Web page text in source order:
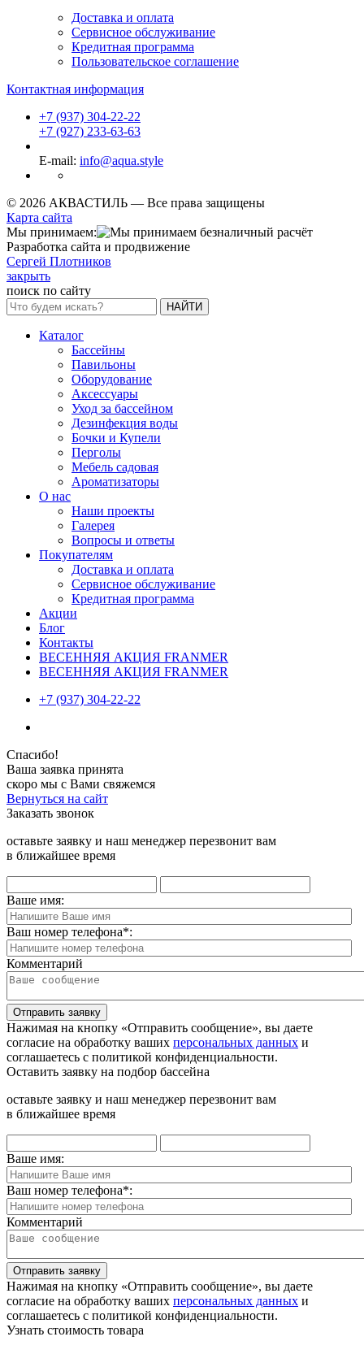
Доставка и оплата
Сервисное обслуживание
Кредитная программа
Пользовательское соглашение
Контактная информация
+7 (937) 304-22-22
+7 (927) 233-63-63
E-mail: info@aqua.style
© 2026 АКВАСТИЛЬ — Все права защищены
Карта сайта
Мы принимаем:
Разработка сайта и продвижение
Сергей Плотников
закрыть
поиск по сайту
НАЙТИ
Каталог
Бассейны
Павильоны
Оборудование
Аксессуары
Уход за бассейном
Дезинфекция воды
Бочки и Купели
Перголы
Мебель садовая
Ароматизаторы
О нас
Наши проекты
Галерея
Вопросы и ответы
Покупателям
Доставка и оплата
Сервисное обслуживание
Кредитная программа
Акции
Блог
Контакты
ВЕСЕННЯЯ АКЦИЯ FRANMER
ВЕСЕННЯЯ АКЦИЯ FRANMER
+7 (937) 304-22-22
Спасибо!
Ваша заявка принята
скоро мы с Вами свяжемся
Вернуться на сайт
Заказать звонок
оставьте заявку и наш менеджер перезвонит вам
в ближайшее время
Ваше имя:
Ваш номер телефона*:
Комментарий
Отправить заявку
Нажимая на кнопку «Отправить сообщение», вы даете
согласие на обработку ваших персональных данных и
соглашаетесь с политикой конфиденциальности.
Оставить заявку на подбор бассейна
оставьте заявку и наш менеджер перезвонит вам
в ближайшее время
Ваше имя:
Ваш номер телефона*:
Комментарий
Отправить заявку
Нажимая на кнопку «Отправить сообщение», вы даете
согласие на обработку ваших персональных данных и
соглашаетесь с политикой конфиденциальности.
Узнать стоимость товара